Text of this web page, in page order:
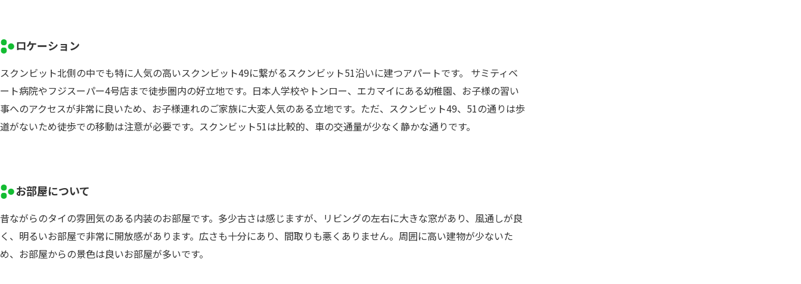
ロケーション
スクンビット北側の中でも特に人気の高いスクンビット49に繋がるスクンビット51沿いに建つアパートです。 サミティベ
ート病院やフジスーパー4号店まで徒歩圏内の好立地です。日本人学校やトンロー、エカマイにある幼稚園、お子様の習い
事へのアクセスが非常に良いため、お子様連れのご家族に大変人気のある立地です。ただ、スクンビット49、51の通りは歩
道がないため徒歩での移動は注意が必要です。スクンビット51は比較的、車の交通量が少なく静かな通りです。
お部屋について
昔ながらのタイの雰囲気のある内装のお部屋です。多少古さは感じますが、リビングの左右に大きな窓があり、風通しが良
く、明るいお部屋で非常に開放感があります。広さも十分にあり、間取りも悪くありません。周囲に高い建物が少ないた
め、お部屋からの景色は良いお部屋が多いです。